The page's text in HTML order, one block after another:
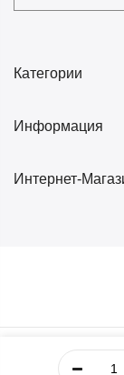
Категории
Информация
Интернет-